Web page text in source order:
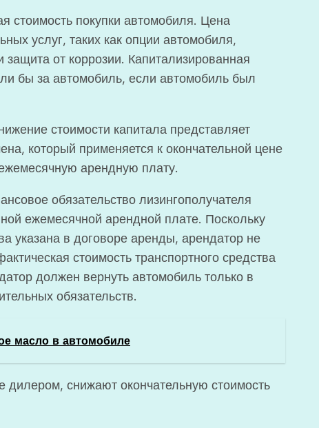
стоимость покупки автомобиля. Цена
услуг, таких как опции автомобиля,
от коррозии. Капитализированная
бы за автомобиль, если автомобиль был
стоимости капитала представляет
который применяется к окончательной цене
арендную плату.
обязательство лизингополучателя
ежемесячной арендной плате. Поскольку
указана в договоре аренды, арендатор не
стоимость транспортного средства
должен вернуть автомобиль только в
обязательств.
масло в автомобиле
дилером, снижают окончательную стоимость